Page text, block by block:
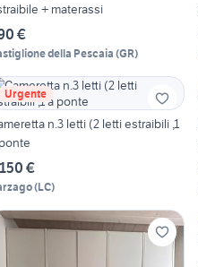
+ materassi
€
della Pescaia (GR)
Urgente
n.3 letti (2 letti estraibili ,1
€
(LC)